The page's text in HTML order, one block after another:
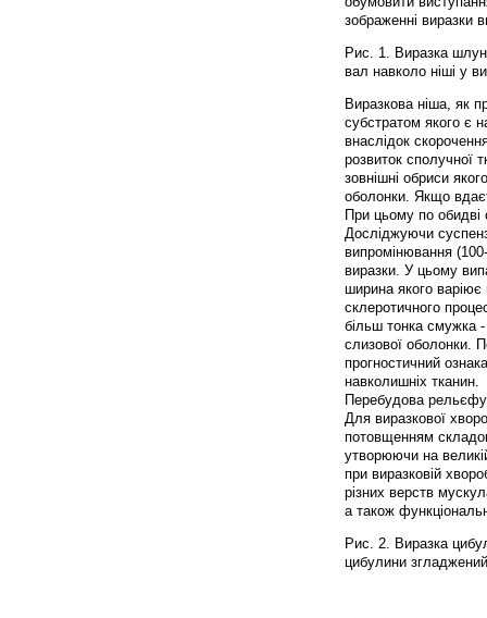
зображенні виразки
Рис. 1. Виразка
вал навколо ніші у
Виразкова ніша, як
субстратом якого є
внаслідок
розвиток сполучної
зовнішні обриси
оболонки. Якщо
При цьому по обидві
Досліджуючи
випромінювання
виразки. У цьому
ширина якого варіює
склеротичного
більш тонка смужка
слизової оболонки.
прогностичний
навколишніх тканин.
Перебудова рельєфу
Для виразкової
потовщенням
утворюючи на
при виразковій
різних верств
а також
Рис. 2. Виразка
цибулини